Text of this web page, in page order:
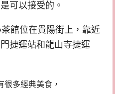
可以接受的。
館位在貴陽街上，靠近
捷運站和龍山寺捷運
很多經典美食，